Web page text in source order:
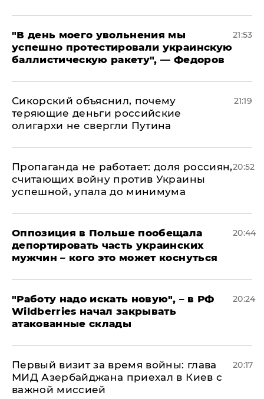
​"В день моего увольнения мы
успешно протестировали украинскую
баллистическую ракету", — Федоров
21:53
Сикорский объяснил, почему
теряющие деньги российские
олигархи не свергли Путина
21:19
​Пропаганда не работает: доля россиян,
считающих войну против Украины
успешной, упала до минимума
20:52
Оппозиция в Польше пообещала
депортировать часть украинских
мужчин – кого это может коснуться
20:44
"Работу надо искать новую", – в РФ
Wildberries начал закрывать
атакованные склады
20:24
Первый визит за время войны: глава
МИД Азербайджана приехал в Киев с
важной миссией
20:17